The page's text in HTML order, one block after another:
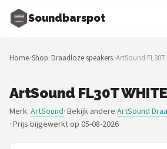
Soundbarspot
Zoeken
NAVIGATIE
Merken
Blog
Home/Shop/Draadloze speakers/ArtSound FL30T
ArtSound FL30T WHITE
Merk: ArtSound· Bekijk andere ArtSound
· Prijs bijgewerkt op 05-08-2026